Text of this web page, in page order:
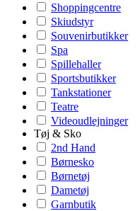
Shoppingcentre
Skiudstyr
Souvenirbutikker
Spa
Spillehaller
Sportsbutikker
Tankstationer
Teatre
Videoudlejninger
Tøj & Sko
2nd Hand
Børnesko
Børnetøj
Dametøj
Garnbutik